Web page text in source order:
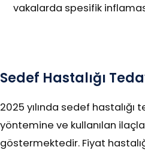
vakalarda spesifik
Sedef Hastalığı
2025 yılında sedef hastalığı
yöntemine ve kullanılan
göstermektedir. Fiyat